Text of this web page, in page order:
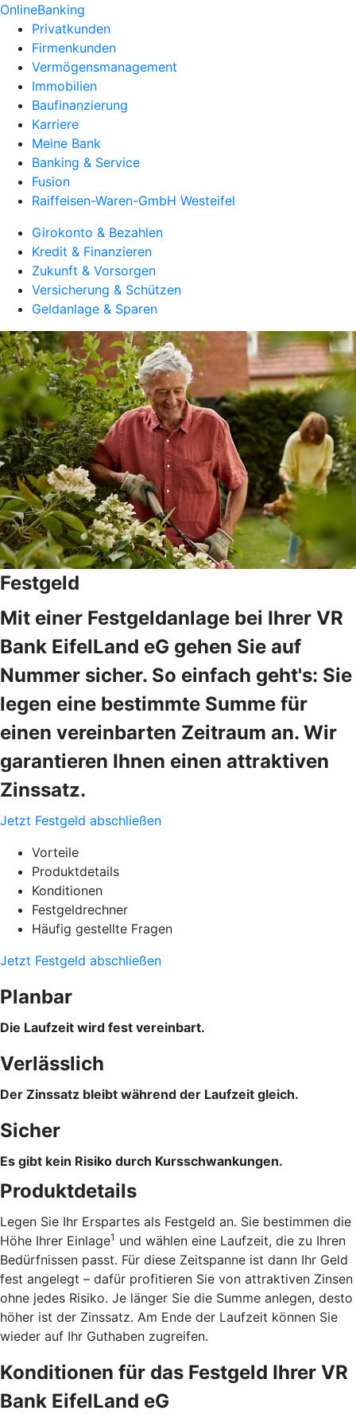
OnlineBanking
Privatkunden
Firmenkunden
Vermögensmanagement
Immobilien
Baufinanzierung
Karriere
Meine Bank
Banking & Service
Fusion
Raiffeisen-Waren-GmbH Westeifel
Girokonto & Bezahlen
Kredit & Finanzieren
Zukunft & Vorsorgen
Versicherung & Schützen
Geldanlage & Sparen
Festgeld
Mit einer Festgeldanlage bei Ihrer VR
Bank EifelLand eG gehen Sie auf
Nummer sicher. So einfach geht's: Sie
legen eine bestimmte Summe für
einen vereinbarten Zeitraum an. Wir
garantieren Ihnen einen attraktiven
Zinssatz.
Jetzt Festgeld abschließen
Vorteile
Produktdetails
Konditionen
Festgeldrechner
Häufig gestellte Fragen
Jetzt Festgeld abschließen
Planbar
Die Laufzeit wird fest vereinbart.
Verlässlich
Der Zinssatz bleibt während der Laufzeit gleich.
Sicher
Es gibt kein Risiko durch Kursschwankungen.
Produktdetails
Legen Sie Ihr Erspartes als Festgeld an. Sie bestimmen die
Höhe Ihrer Einlage1 und wählen eine Laufzeit, die zu Ihren
Bedürfnissen passt. Für diese Zeitspanne ist dann Ihr Geld
fest angelegt – dafür profitieren Sie von attraktiven Zinsen
ohne jedes Risiko. Je länger Sie die Summe anlegen, desto
höher ist der Zinssatz. Am Ende der Laufzeit können Sie
wieder auf Ihr Guthaben zugreifen.
Konditionen für das Festgeld Ihrer VR
Bank EifelLand eG